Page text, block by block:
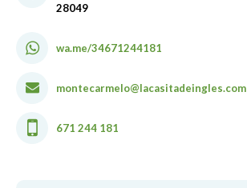
28049
wa.me/34671244181
montecarmelo@lacasitadeingles.com
671 244 181